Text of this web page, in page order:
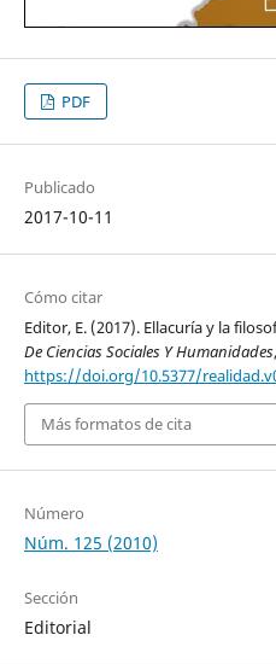
PDF
Publicado
2017-10-11
Cómo citar
Editor, E. (2017). Ellacuría y la
De Ciencias Sociales Y Humanidades,
https://doi.org/10.5377/
Más formatos de cita
Número
Núm. 125 (2010)
Sección
Editorial